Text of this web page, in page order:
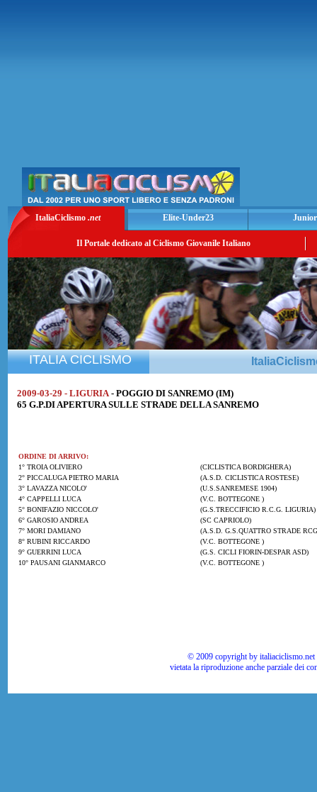
ItaliaCiclismo .net Elite-Under23
Il Portale dedicato al Ciclismo Giovanile Italiano
ITALIA CICLISMO
2009-03-29 - LIGURIA - POGGIO DI SANREMO (IM)
65 G.P.DI APERTURA SULLE STRADE DELLA SANREMO
ORDINE DI ARRIVO:
1° TROIA OLIVIERO
(CICLISTICA BORDIGHERA)
2° PICCALUGA PIETRO MARIA
(A.S.D. CICLISTICA ROSTESE)
3° LAVAZZA NICOLO'
(U.S.SANREMESE 1904)
4° CAPPELLI LUCA
(V.C. BOTTEGONE )
5° BONIFAZIO NICCOLO'
(G.S.TRECCIFICIO R.C.G. LIGURIA)
6° GAROSIO ANDREA
(SC CAPRIOLO)
7° MORI DAMIANO
(A.S.D. G.S.QUATTRO STRADE
8° RUBINI RICCARDO
(V.C. BOTTEGONE )
9° GUERRINI LUCA
(G.S. CICLI FIORIN-DESPAR ASD)
10° PAUSANI GIANMARCO
(V.C. BOTTEGONE )
© 2009 copyright by
vietata la riproduzione anche parziale dei